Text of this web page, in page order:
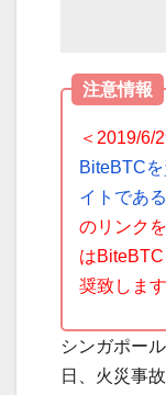
注意情報
＜2019/6/
BiteBTC
イトであ
のリンク
は
奨致します
シンガポー
日、火災事